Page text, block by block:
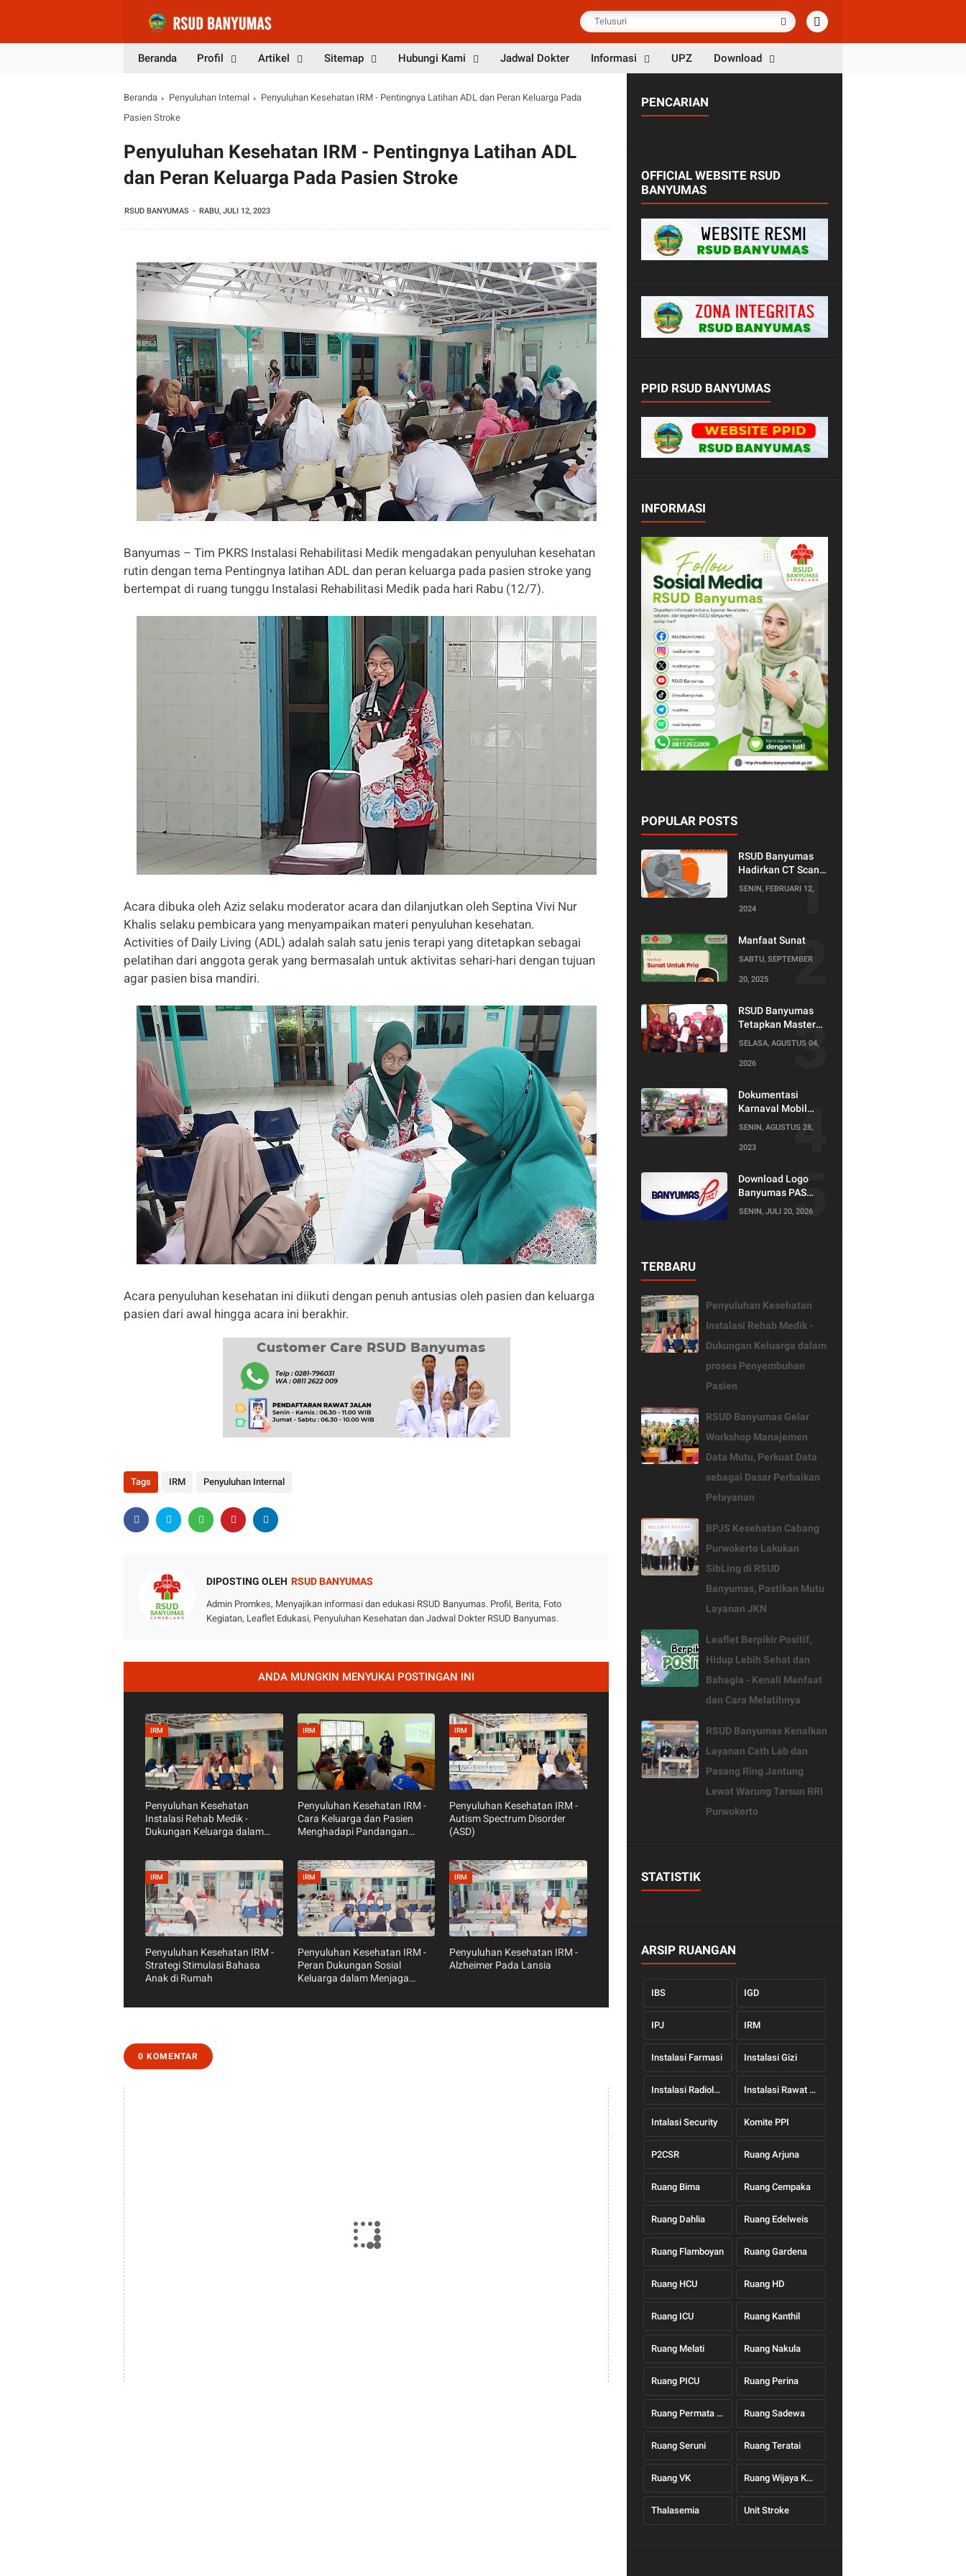
Beranda Profil Artikel Sitemap Hubungi Kami Jadwal Dokter Informasi UPZ Download
Beranda Penyuluhan Internal
Penyuluhan Kesehatan IRM - Pentingnya Latihan ADL dan Peran Keluarga Pada
Pasien Stroke
Penyuluhan Kesehatan IRM - Pentingnya Latihan ADL
dan Peran Keluarga Pada Pasien Stroke
RSUD BANYUMAS RABU, JULI 12, 2023
Banyumas – Tim PKRS Instalasi Rehabilitasi Medik mengadakan penyuluhan kesehatan
rutin dengan tema Pentingnya latihan ADL dan peran keluarga pada pasien stroke yang
bertempat di ruang tunggu Instalasi Rehabilitasi Medik pada hari Rabu (12/7).
Acara dibuka oleh Aziz selaku moderator acara dan dilanjutkan oleh Septina Vivi Nur
Khalis selaku pembicara yang menyampaikan materi penyuluhan kesehatan.
Activities of Daily Living (ADL) adalah salah satu jenis terapi yang ditetapkan sebagai
pelatihan dari anggota gerak yang bermasalah untuk aktivitas sehari-hari dengan tujuan
agar pasien bisa mandiri.
Acara penyuluhan kesehatan ini diikuti dengan penuh antusias oleh pasien dan keluarga
pasien dari awal hingga acara ini berakhir.
Tags IRM Penyuluhan Internal
DIPOSTING OLEH RSUD BANYUMAS
Admin Promkes, Menyajikan informasi dan edukasi RSUD Banyumas. Profil, Berita, Foto
Kegiatan, Leaflet Edukasi, Penyuluhan Kesehatan dan Jadwal Dokter RSUD Banyumas.
ANDA MUNGKIN MENYUKAI POSTINGAN INI
IRM
Penyuluhan Kesehatan
Instalasi Rehab Medik -
Dukungan Keluarga dalam
IRM
Penyuluhan Kesehatan IRM -
Cara Keluarga dan Pasien
Menghadapi Pandangan
IRM
Penyuluhan Kesehatan IRM -
Autism Spectrum Disorder
(ASD)
IRM
Penyuluhan Kesehatan IRM -
Strategi Stimulasi Bahasa
Anak di Rumah
IRM
Penyuluhan Kesehatan IRM -
Peran Dukungan Sosial
Keluarga dalam Menjaga
IRM
Penyuluhan Kesehatan IRM -
Alzheimer Pada Lansia
0 KOMENTAR
PENCARIAN
OFFICIAL WEBSITE RSUD
BANYUMAS
PPID RSUD BANYUMAS
INFORMASI
POPULAR POSTS
RSUD Banyumas
Hadirkan CT Scan
128 Slice!
untuk Pemeriksaan
Nyaman dan
SENIN, FEBRUARI 12,
2024
Manfaat Sunat
SABTU, SEPTEMBER
20, 2025
RSUD Banyumas
Tetapkan Master
Konselor dan
Perkuat Peran
Layanan
Kesehatan
SELASA, AGUSTUS 04,
2026
Dokumentasi
Karnaval Mobil
Hias Tahun 2023
SENIN, AGUSTUS 28,
2023
Download Logo
Banyumas PAS
(Produktif Adil dan
SENIN, JULI 20, 2026
TERBARU
Penyuluhan Kesehatan
Instalasi Rehab Medik -
Dukungan Keluarga dalam
proses Penyembuhan
Pasien
RSUD Banyumas Gelar
Workshop Manajemen
Data Mutu, Perkuat Data
sebagai Dasar Perbaikan
Pelayanan
BPJS Kesehatan Cabang
Purwokerto Lakukan
SibLing di RSUD
Banyumas, Pastikan Mutu
Layanan JKN
Leaflet Berpikir Positif,
Hidup Lebih Sehat dan
Bahagia - Kenali Manfaat
dan Cara Melatihnya
RSUD Banyumas Kenalkan
Layanan Cath Lab dan
Pasang Ring Jantung
Lewat Warung Tarsun RRI
Purwokerto
STATISTIK
ARSIP RUANGAN
IBS IGD
IPJ IRM
Instalasi Farmasi Instalasi Gizi
Instalasi Radiologi Instalasi Rawat Jalan
Intalasi Security Komite PPI
P2CSR Ruang Arjuna
Ruang Bima Ruang Cempaka
Ruang Dahlia Ruang Edelweis
Ruang Flamboyan Ruang Gardena
Ruang HCU Ruang HD
Ruang ICU Ruang Kanthil
Ruang Melati Ruang Nakula
Ruang PICU Ruang Perina
Ruang Permata Hati Ruang Sadewa
Ruang Seruni Ruang Teratai
Ruang VK Ruang Wijaya Kusuma
Thalasemia Unit Stroke